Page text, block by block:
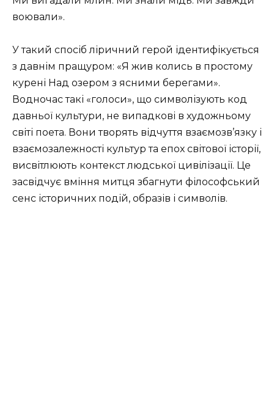
воювали».
У такий спосіб ліричний герой ідентифікується
з давнім пращуром: «Я жив колись в простому
курені Над озером з ясними берегами».
Водночас такі «голоси», що символізують код
давньої культури, не випадкові в художньому
світі поета. Вони творять відчуття взаємозв’язку і
взаємозалежності культур та епох світової історії,
висвітлюють контекст людської цивілізації. Це
засвідчує вміння митця збагнути філософський
сенс історичних подій, образів і символів.